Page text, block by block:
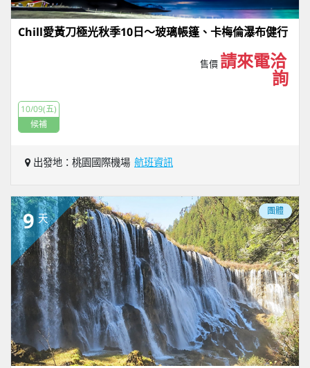
Chill愛黃刀極光秋季10日～玻璃帳篷、卡梅倫瀑布健行
售價 請來電洽
詢
10/09(五)
候補
出發地：桃園國際機場 航班資訊
9 天
團體